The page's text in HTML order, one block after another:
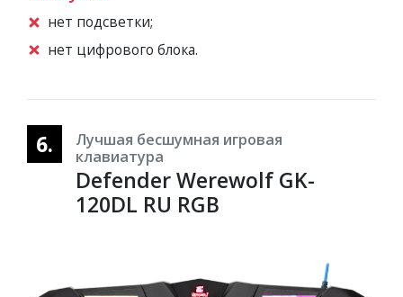
нет подсветки;
нет цифрового блока.
6.
Лучшая бесшумная игровая
клавиатура
Defender Werewolf GK-
120DL RU RGB